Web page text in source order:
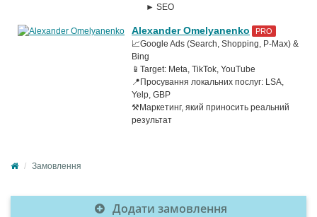
► SEO
Alexander Omelyanenko PRO
📈Google Ads (Search, Shopping, P-Max) &
Bing
📱Target: Meta, TikTok, YouTube
📍Просування локальних послуг: LSA,
Yelp, GBP
⚒️Маркетинг, який приносить реальний
результат
Замовлення
Додати замовлення